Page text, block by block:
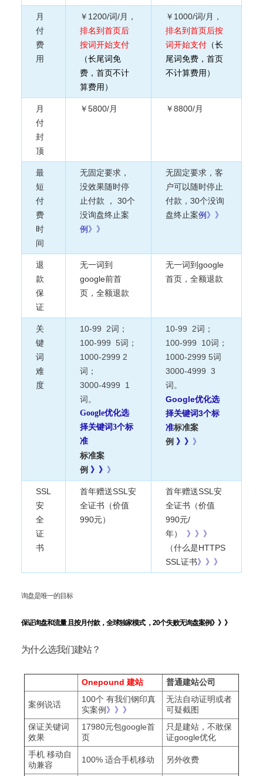
月
付
费
用
￥1200/词/月，
排名到首页后
按词开始支付
（长尾词免
费，首页不计
算费用）
￥1000/词/月，
排名到首页后按
词开始支付（长
尾词免费，首页
不计算费用）
月
付
封
顶
￥5800/月 ￥8800/月
最
短
付
费
时
间
无固定要求，
没效果随时停
止付款 ， 30个
没询盘终止案
例》》
无固定要求，客
户可以随时停止
付款，30个没询
盘终止案例》》
退
款
保
证
无一词到
google前首
页，全额退款
无一词到google
首页，全额退款
关
键
词
难
度
10-99 2词；
100-999 5词；
1000-2999 2
词；
3000-4999 1
词。
Google优化选
择关键词3个标
准
标准案
例 》》 》
10-99 2词；
100-999 10词；
1000-2999 5词
3000-4999 3
词。
Google优化选
择关键词3个标
准标准案
例 》》 》
SSL
安
全
证
书
首年赠送SSL安
全证书（价值
990元）
首年赠送SSL安
全证书（价值
990元/
年）
》》》
（什么是HTTPS
SSL证书》》》
询盘是唯一的目标
保证询盘和流量 且按月付款，全球独家模式， 20个失败无询盘案例》》》
为什么选我们建站？
Onepound 建站 普通建站公司
案例说话
100个 有我们钢印真
实案例 》》》
无法自动证明或者
可疑截图
保证关键词
效果
17980元包google首
页
只是建站，不敢保
证google优化
手机 移动自
动兼容
100% 适合手机移动 另外收费